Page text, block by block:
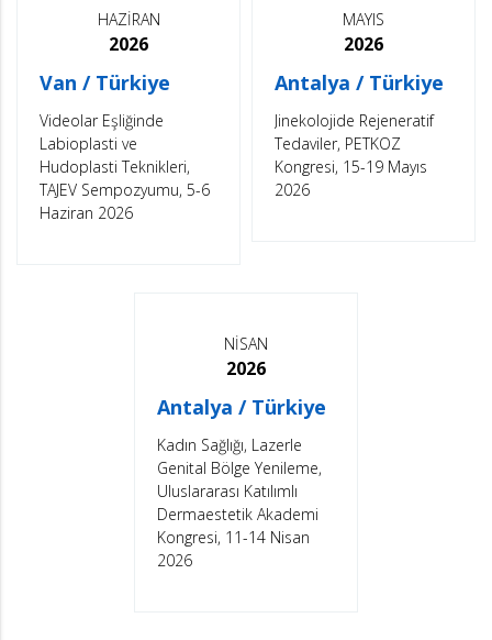
HAZİRAN
2026
Van / Türkiye
Videolar Eşliğinde
Labioplasti ve
Hudoplasti Teknikleri,
TAJEV Sempozyumu, 5-6
Haziran 2026
MAYIS
2026
Antalya / Türkiye
Jinekolojide Rejeneratif
Tedaviler, PETKOZ
Kongresi, 15-19 Mayıs
2026
NİSAN
2026
Antalya / Türkiye
Kadın Sağlığı, Lazerle
Genital Bölge Yenileme,
Uluslararası Katılımlı
Dermaestetik Akademi
Kongresi, 11-14 Nisan
2026